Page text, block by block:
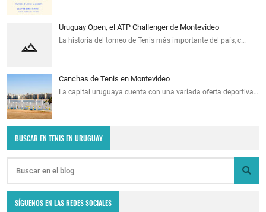
Uruguay Open, el ATP Challenger de Montevideo
La historia del torneo de Tenis más importante del país, c…
Canchas de Tenis en Montevideo
La capital uruguaya cuenta con una variada oferta deportiva…
BUSCAR EN TENIS EN URUGUAY
SÍGUENOS EN LAS REDES SOCIALES